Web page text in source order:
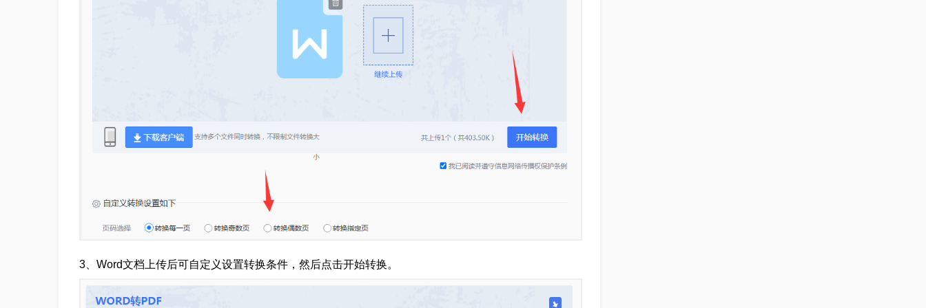
3、Word文档上传后可自定义设置转换条件，然后点击开始转换。